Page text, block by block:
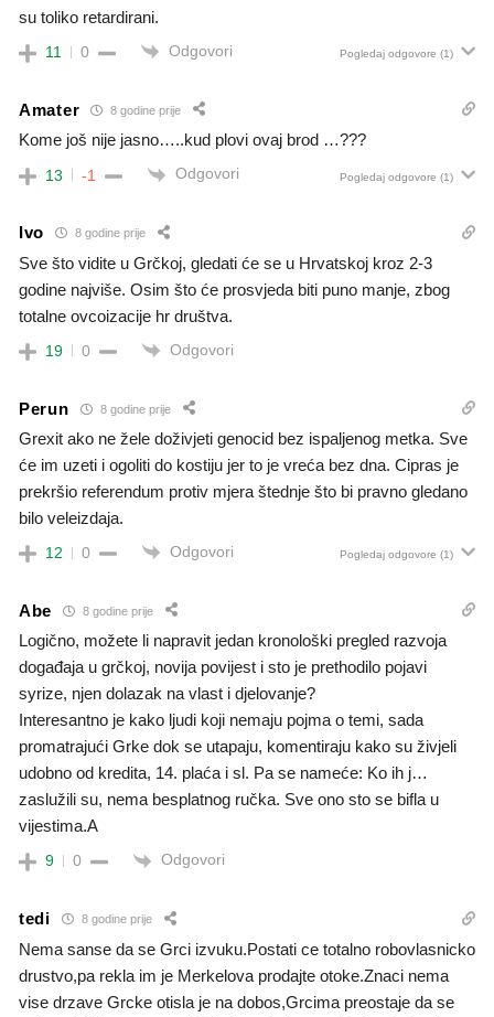
su toliko retardirani.
11 0 Odgovori Pogledaj odgovore (1)
Amater 8 godine prije
Kome još nije jasno…..kud plovi ovaj brod …???
13 -1 Odgovori Pogledaj odgovore (1)
Ivo 8 godine prije
Sve što vidite u Grčkoj, gledati će se u Hrvatskoj kroz 2-3
godine najviše. Osim što će prosvjeda biti puno manje, zbog
totalne ovcoizacije hr društva.
19 0 Odgovori
Perun 8 godine prije
Grexit ako ne žele doživjeti genocid bez ispaljenog metka. Sve
će im uzeti i ogoliti do kostiju jer to je vreća bez dna. Cipras je
prekršio referendum protiv mjera štednje što bi pravno gledano
bilo veleizdaja.
12 0 Odgovori Pogledaj odgovore (1)
Abe 8 godine prije
Logično, možete li napravit jedan kronološki pregled razvoja
događaja u grčkoj, novija povijest i sto je prethodilo pojavi
syrize, njen dolazak na vlast i djelovanje?
Interesantno je kako ljudi koji nemaju pojma o temi, sada
promatrajući Grke dok se utapaju, komentiraju kako su živjeli
udobno od kredita, 14. plaća i sl. Pa se nameće: Ko ih j…
zaslužili su, nema besplatnog ručka. Sve ono sto se bifla u
vijestima.A
9 0 Odgovori
tedi 8 godine prije
Nema sanse da se Grci izvuku.Postati ce totalno robovlasnicko
drustvo,pa rekla im je Merkelova prodajte otoke.Znaci nema
vise drzave Grcke otisla je na dobos,Grcima preostaje da se